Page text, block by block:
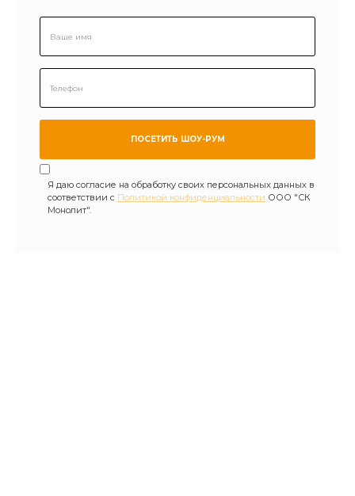
Я даю согласие на обработку своих персональных данных в
соответствии с Политикой конфиденциальности ООО "СК
Монолит".